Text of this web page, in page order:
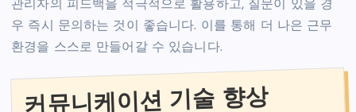
관리자의 피드백을 적극적으로 활용하고, 질문이 있을 경
우 즉시 문의하는 것이 좋습니다. 이를 통해 더 나은 근무
환경을 스스로 만들어갈 수 있습니다.
커뮤니케이션 기술 향상